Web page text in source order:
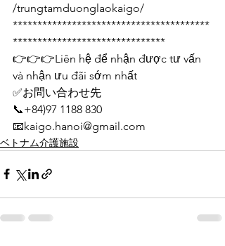
/trungtamduonglaokaigo/
****************************************
*******************************
👉👉👉Liên hệ để nhận được tư vấn
và nhận ưu đãi sớm nhất
✅お問い合わせ先
📞+84)97 1188 830
📧kaigo.hanoi@gmail.com
ベトナム介護施設